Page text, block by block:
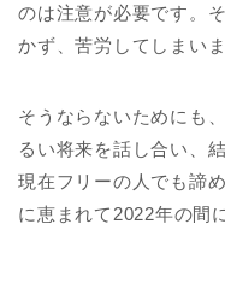
のは注意が必要です。
かず、苦労してしまいま
そうならないためにも
るい将来を話し合い、
現在フリーの人でも諦
に恵まれて2022年の間